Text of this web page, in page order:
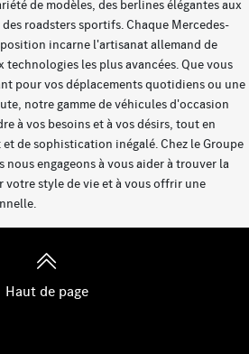
de modèles, des berlines élégantes aux
roadsters sportifs. Chaque Mercedes-
incarne l'artisanat allemand de
technologies les plus avancées. Que vous
pour vos déplacements quotidiens ou une
notre gamme de véhicules d'occasion
à vos besoins et à vos désirs, tout en
de sophistication inégalé. Chez le Groupe
engageons à vous aider à trouver la
votre style de vie et à vous offrir une
Haut de page